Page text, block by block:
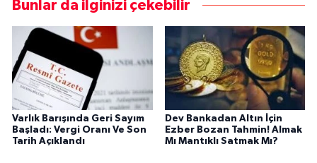
Bunlar da ilginizi çekebilir
Varlık Barışında Geri Sayım
Başladı: Vergi Oranı Ve Son
Tarih Açıklandı
Dev Bankadan Altın İçin
Ezber Bozan Tahmin! Almak
Mı Mantıklı Satmak Mı?